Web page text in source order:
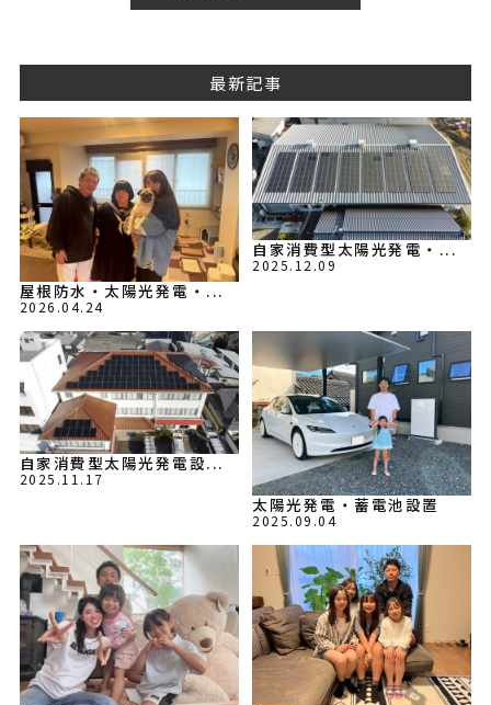
最新記事
屋根防水・太陽光発電・...
2026.04.24
自家消費型太陽光発電・...
2025.12.09
自家消費型太陽光発電設...
2025.11.17
太陽光発電・蓄電池設置
2025.09.04